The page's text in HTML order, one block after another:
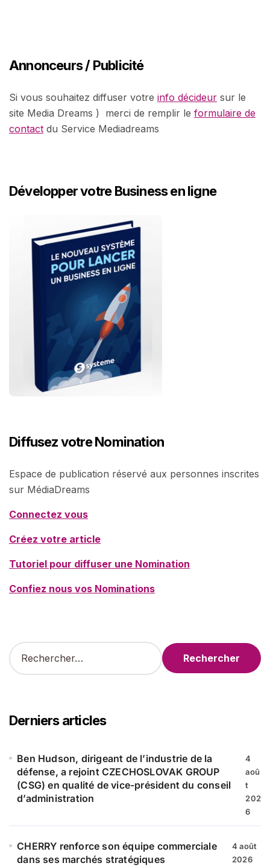
Annonceurs / Publicité
Si vous souhaitez diffuser votre info décideur sur le
site Media Dreams ) merci de remplir le formulaire de
contact du Service Mediadreams
Développer votre Business en ligne
Diffusez votre Nomination
Espace de publication réservé aux personnes inscrites
sur MédiaDreams
Connectez vous
Créez votre article
Tutoriel pour diffuser une Nomination
Confiez nous vos Nominations
R
e
r
c
e
Derniers articles
Ben Hudson, dirigeant de l’industrie de la
défense, a rejoint CZECHOSLOVAK GROUP
(CSG) en qualité de vice-président du conseil
d’administration
4
aoû
t
202
6
CHERRY renforce son équipe commerciale
dans ses marchés stratégiques
4 août
2026